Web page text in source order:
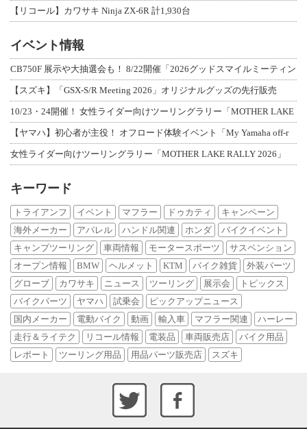
【リコール】カワサキ Ninja ZX-6R 計1,930台
イベント情報
CB750F 展示や大抽選会も！ 8/22開催「2026グッドスマイルミーティン
【スズキ】「GSX-S/R Meeting 2026」オリジナルグッズの先行販売
10/23・24開催！ 女性ライダー向けツーリングラリー「MOTHER LAKE
【ヤマハ】初心者が主役！ オフロード体験イベント「My Yamaha off-r
女性ライダー向けツーリングラリー「MOTHER LAKE RALLY 2026」
キーワード
トライアンフ イベント マフラー ドゥカティ
キャンペーン
海外メーカー
アパレル ハンドル関連 ホンダ
バイクイベント
キャンプツーリング
車両情報 モータースポーツ
サスペンション
オープン情報
BMW ヘルメット KTM バイク雑貨
外装パーツ
グローブ
カワサキ ニュース ツーリング 展示会
トピックス
バイクパーツ
ヤマハ 試乗会
ピックアップニュース
国内メーカー
電動バイク 動画 輸入車 マフラー関連
ハーレー
走行＆ライテク
リコール情報 電装品 車両販売店
バイク用品
レポート
ツーリング用品 用品パーツ販売店 スズキ